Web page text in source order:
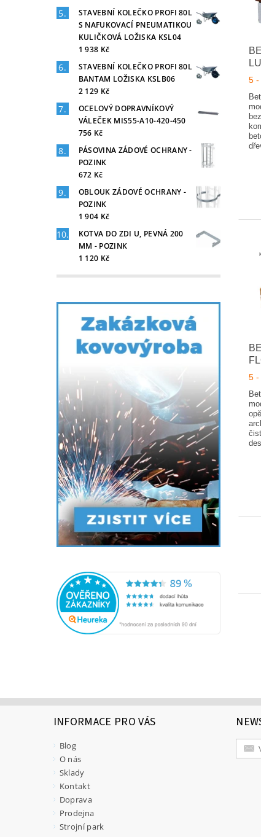
STAVEBNÍ KOLEČKO PROFI 80L
S NAFUKOVACÍ PNEUMATIKOU
KULIČKOVÁ LOŽISKA KSL04
1 938 Kč
STAVEBNÍ KOLEČKO PROFI 80L
BANTAM LOŽISKA KSLB06
2 129 Kč
OCELOVÝ DOPRAVNÍKOVÝ
VÁLEČEK MIS55-A10-420-450
756 Kč
PÁSOVINA ZÁDOVÉ OCHRANY -
POZINK
672 Kč
OBLOUK ZÁDOVÉ OCHRANY -
POZINK
1 904 Kč
KOTVA DO ZDI U, PEVNÁ 200
MM - POZINK
1 120 Kč
5 -
5 -
INFORMACE PRO VÁS
Blog
O nás
Sklady
Kontakt
Doprava
Prodejna
Strojní park